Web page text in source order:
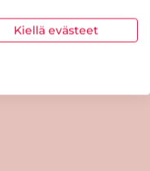
Kiellä evästeet